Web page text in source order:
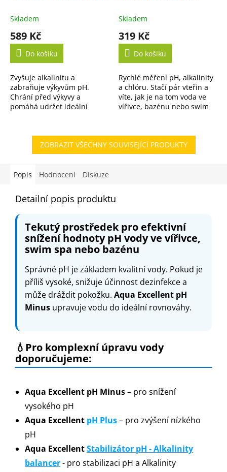
Skladem
589 Kč
Do košíku
Zvyšuje alkalinitu a
zabraňuje výkyvům pH.
Chrání před výkyvy a
pomáhá udržet ideální
Skladem
319 Kč
Do košíku
Rychlé měření pH, alkalinity
a chlóru. Stačí pár vteřin a
víte, jak je na tom voda ve
vířivce, bazénu nebo swim
ZOBRAZIT VŠECHNY SOUVISEJÍCÍ PRODUKTY
Popis Hodnocení Diskuze
Detailní popis produktu
Tekutý prostředek pro efektivní
snížení hodnoty pH vody ve vířivce,
swim spa nebo bazénu
Správné pH je základem kvalitní vody. Pokud je
příliš vysoké, snižuje účinnost dezinfekce a
může dráždit pokožku. Aqua Excellent pH
Minus upravuje vodu do ideální rovnováhy.
💧Pro komplexní úpravu vody
doporučujeme:
Aqua Excellent pH Minus– pro snížení
vysokého pH
Aqua Excellent pH Plus– pro zvýšení nízkého
pH
Aqua ExcellentStabilizátor pH - Alkalinity
balancer- pro stabilizaci pH a Alkalinity